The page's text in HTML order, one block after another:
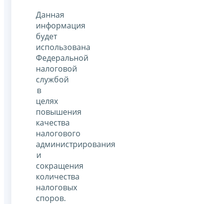
Данная
информация
будет
использована
Федеральной
налоговой
службой
в
целях
повышения
качества
налогового
администрирования
и
сокращения
количества
налоговых
споров.